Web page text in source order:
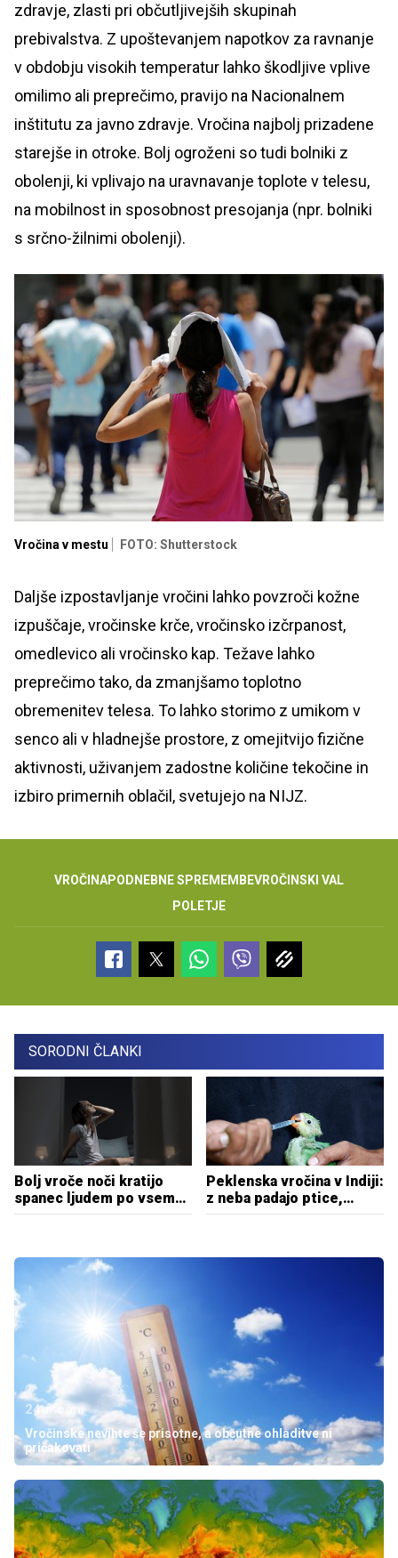
zdravje, zlasti pri občutljivejših skupinah
prebivalstva. Z upoštevanjem napotkov za ravnanje
v obdobju visokih temperatur lahko škodljive vplive
omilimo ali preprečimo, pravijo na Nacionalnem
inštitutu za javno zdravje. Vročina najbolj prizadene
starejše in otroke. Bolj ogroženi so tudi bolniki z
obolenji, ki vplivajo na uravnavanje toplote v telesu,
na mobilnost in sposobnost presojanja (npr. bolniki
s srčno-žilnimi obolenji).
Vročina v mestu FOTO: Shutterstock
Daljše izpostavljanje vročini lahko povzroči kožne
izpuščaje, vročinske krče, vročinsko izčrpanost,
omedlevico ali vročinsko kap. Težave lahko
preprečimo tako, da zmanjšamo toplotno
obremenitev telesa. To lahko storimo z umikom v
senco ali v hladnejše prostore, z omejitvijo fizične
aktivnosti, uživanjem zadostne količine tekočine in
izbiro primernih oblačil, svetujejo na NIJZ.
VROČINAPODNEBNE SPREMEMBEVROČINSKI VAL
POLETJE
SORODNI ČLANKI
Bolj vroče noči kratijo
spanec ljudem po vsem
svetu
Peklenska vročina v Indiji:
z neba padajo ptice,
izpadi elektrike ...
24ur.com
Vročinske nevihte še prisotne, a občutne ohladitve ni
pričakovati